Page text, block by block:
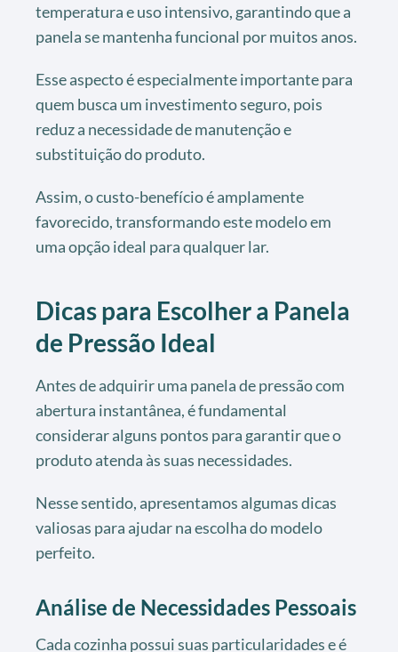
temperatura e uso intensivo, garantindo que a
panela se mantenha funcional por muitos anos.
Esse aspecto é especialmente importante para
quem busca um investimento seguro, pois
reduz a necessidade de manutenção e
substituição do produto.
Assim, o custo-benefício é amplamente
favorecido, transformando este modelo em
uma opção ideal para qualquer lar.
Dicas para Escolher a Panela
de Pressão Ideal
Antes de adquirir uma panela de pressão com
abertura instantânea, é fundamental
considerar alguns pontos para garantir que o
produto atenda às suas necessidades.
Nesse sentido, apresentamos algumas dicas
valiosas para ajudar na escolha do modelo
perfeito.
Análise de Necessidades Pessoais
Cada cozinha possui suas particularidades e é